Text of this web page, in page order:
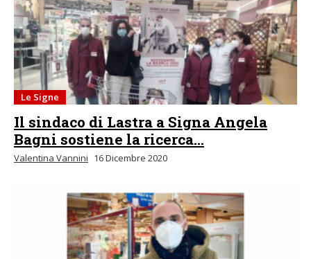
Le Signe
Il sindaco di Lastra a Signa Angela
Bagni sostiene la ricerca...
Valentina Vannini 16 Dicembre 2020